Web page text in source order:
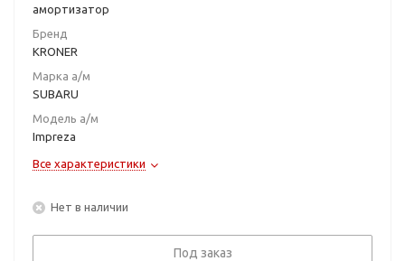
амортизатор
Бренд
KRONER
Марка а/м
SUBARU
Модель а/м
Impreza
Все характеристики
Нет в наличии
Под заказ